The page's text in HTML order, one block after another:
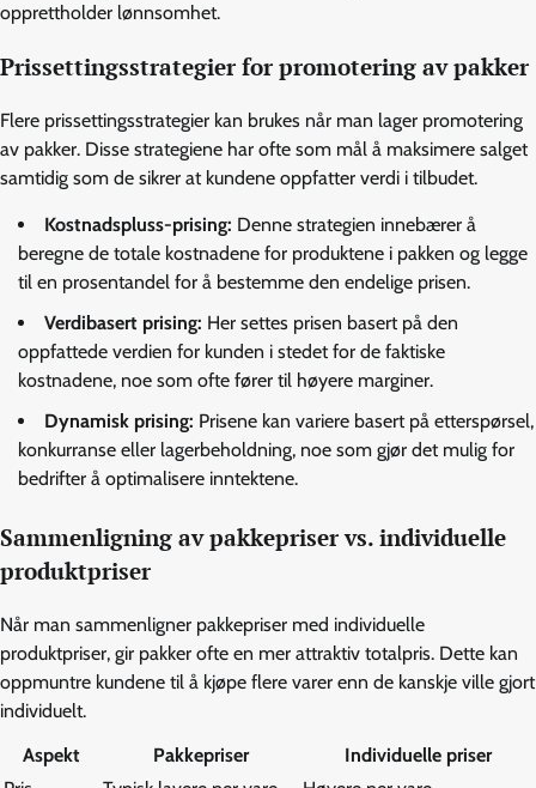
opprettholder lønnsomhet.
Prissettingsstrategier for promotering av pakker
Flere prissettingsstrategier kan brukes når man lager promotering
av pakker. Disse strategiene har ofte som mål å maksimere salget
samtidig som de sikrer at kundene oppfatter verdi i tilbudet.
Kostnadspluss-prising: Denne strategien innebærer å
beregne de totale kostnadene for produktene i pakken og legge
til en prosentandel for å bestemme den endelige prisen.
Verdibasert prising: Her settes prisen basert på den
oppfattede verdien for kunden i stedet for de faktiske
kostnadene, noe som ofte fører til høyere marginer.
Dynamisk prising: Prisene kan variere basert på etterspørsel,
konkurranse eller lagerbeholdning, noe som gjør det mulig for
bedrifter å optimalisere inntektene.
Sammenligning av pakkepriser vs. individuelle
produktpriser
Når man sammenligner pakkepriser med individuelle
produktpriser, gir pakker ofte en mer attraktiv totalpris. Dette kan
oppmuntre kundene til å kjøpe flere varer enn de kanskje ville gjort
individuelt.
Aspekt
Pakkepriser
Individuelle priser